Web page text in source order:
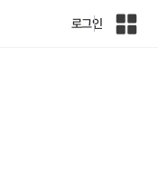
로그인
인